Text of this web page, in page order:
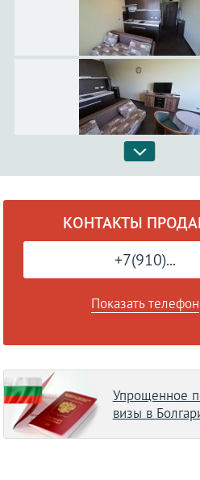
КОНТАКТЫ
+7(910)...
Показать телефон
Упрощенное
визы в